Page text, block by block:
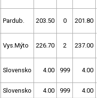
Pardub. 203.50 0 201.80
Vys.Mýto 226.70 2 237.00
Slovensko 4.00 999 4.00
Slovensko 4.00 999 4.00